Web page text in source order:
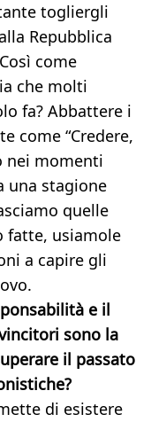
togliergli
Repubblica
come
che molti
fa? Abbattere i
come “Credere,
nei momenti
una stagione
quelle
fatte, usiamole
a capire gli
e il
sono la
il passato
di esistere